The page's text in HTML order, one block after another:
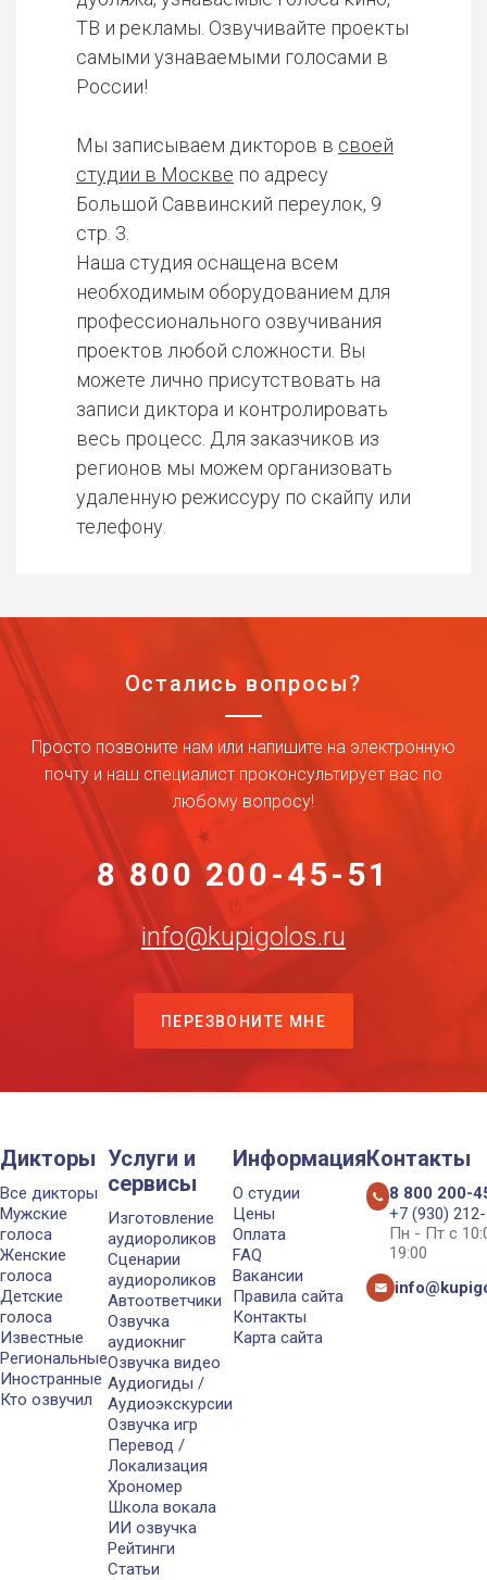
ТВ и рекламы. Озвучивайте проекты
самыми узнаваемыми голосами в
России!
Мы записываем дикторов в своей
студии в Москве по адресу
Большой Саввинский переулок, 9
стр. 3.
Наша студия оснащена всем
необходимым оборудованием для
профессионального озвучивания
проектов любой сложности. Вы
можете лично присутствовать на
записи диктора и контролировать
весь процесс. Для заказчиков из
регионов мы можем организовать
удаленную режиссуру по скайпу или
телефону.
Остались вопросы?
Просто позвоните нам или напишите на электронную
почту и наш специалист проконсультирует вас по
любому вопросу!
8 800 200-45-51
info@kupigolos.ru
ПЕРЕЗВОНИТЕ МНЕ
Дикторы
Все дикторы
Мужские
голоса
Женские
голоса
Детские
голоса
Известные
Региональные
Иностранные
Кто озвучил
Услуги и
сервисы
Изготовление
аудиороликов
Сценарии
аудиороликов
Автоответчики
Озвучка
аудиокниг
Озвучка видео
Аудиогиды /
Аудиоэкскурсии
Озвучка игр
Перевод /
Локализация
Хрономер
Школа вокала
ИИ озвучка
Рейтинги
Статьи
Информация
О студии
Цены
Оплата
FAQ
Вакансии
Правила сайта
Контакты
Карта сайта
Контакты
8 800 200-
+7 (930)
Пн - Пт с
19:00